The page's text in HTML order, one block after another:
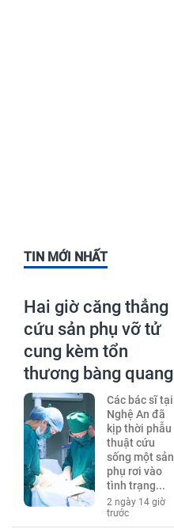
TIN MỚI NHẤT
Hai giờ căng thẳng
cứu sản phụ vỡ tử
cung kèm tổn
thương bàng quang
Các bác sĩ tại
Nghệ An đã
kịp thời phẫu
thuật cứu
sống một sản
phụ rơi vào
tình trạng...
2 ngày 14 giờ
trước